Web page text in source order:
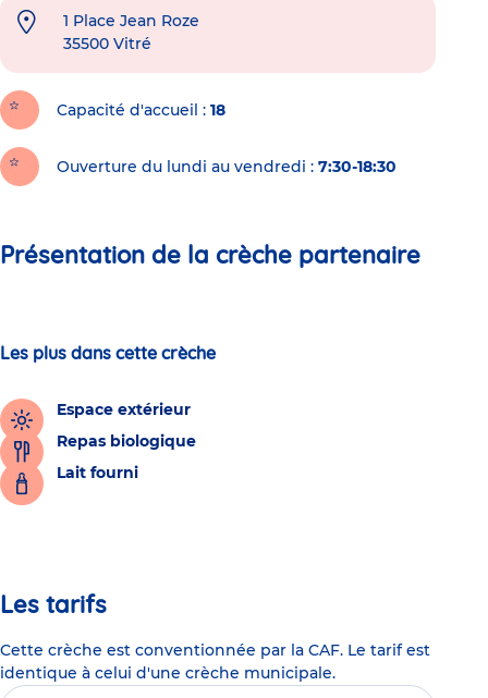
1 Place Jean Roze
35500 Vitré
Capacité d'accueil 18
Ouverture du lundi au vendredi : 7:30-18:30
Présentation de la crèche partenaire
Les plus dans cette crèche
Espace extérieur
Repas biologique
Lait fourni
Les tarifs
Cette crèche est conventionnée par la CAF. Le tarif est
identique à celui d'une crèche municipale.